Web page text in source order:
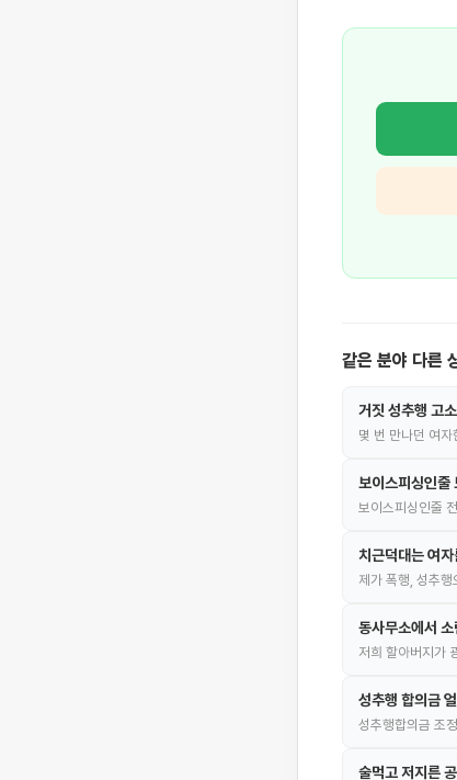
같은 분야 다른
거짓 성추행 고
몇 번 만나던 여
보이스피싱인줄
보이스피싱인줄
치근덕대는 여
제가 폭행, 성추
동사무소에서
저희 할아버지가
성추행 합의금
성추행합의금 조
술먹고 저지른